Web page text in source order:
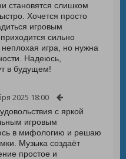
становятся слишком
Хочется просто
игровым
сильно
игра, но нужна
Надеюсь,
в будущем!
2025 18:00
с яркой
игровым
в мифологию и решаю
Музыка создаёт
простое и